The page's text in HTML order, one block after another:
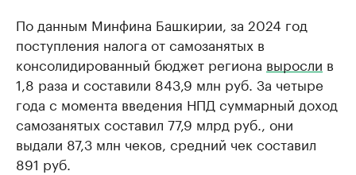
По данным Минфина Башкирии, за 2024 год
поступления налога от самозанятых в
консолидированный бюджет региона выросли в
1,8 раза и составили 843,9 млн руб. За четыре
года с момента введения НПД суммарный доход
самозанятых составил 77,9 млрд руб., они
выдали 87,3 млн чеков, средний чек составил
891 руб.